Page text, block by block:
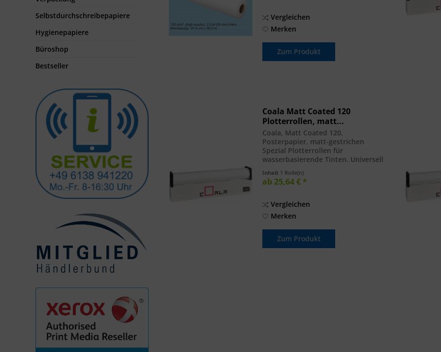
Selbstdurchschreibepapiere
Hygienepapiere
Büroshop
Bestseller
Vergleichen
Merken
Zum Produkt
Coala Matt Coated 120
Plotterrollen, matt...
Coala, Matt Coated 120,
Posterpapier, matt-gestrichen
Spezial Plotterrollen für
wasserbasierende Tinten. Universell
gestrichen bzw. beschichtet, für
Plakate und Grafiken in Premium-
Inhalt 1 Rolle(n)
ab 25,64 € *
Vergleichen
Merken
Zum Produkt